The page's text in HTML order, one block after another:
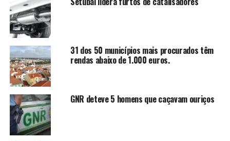
31 dos 50 municípios mais procurados têm
rendas abaixo de 1.000 euros.
GNR deteve 5 homens que caçavam ouriços